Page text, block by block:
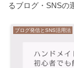
るブログ・SNSの
ブログ発信とSNS活用法